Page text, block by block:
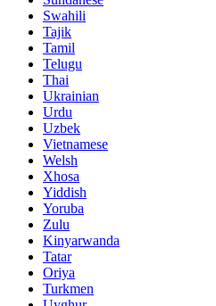
Swahili
Tajik
Tamil
Telugu
Thai
Ukrainian
Urdu
Uzbek
Vietnamese
Welsh
Xhosa
Yiddish
Yoruba
Zulu
Kinyarwanda
Tatar
Oriya
Turkmen